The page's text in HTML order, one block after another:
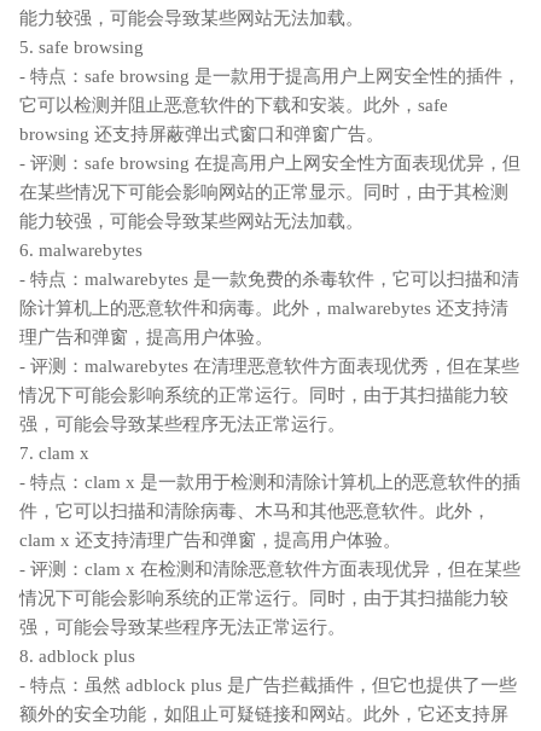
能力较强，可能会导致某些网站无法加载。
5. safe browsing
- 特点：safe browsing 是一款用于提高用户上网安全性的插件，
它可以检测并阻止恶意软件的下载和安装。此外，safe
browsing 还支持屏蔽弹出式窗口和弹窗广告。
- 评测：safe browsing 在提高用户上网安全性方面表现优异，但
在某些情况下可能会影响网站的正常显示。同时，由于其检测
能力较强，可能会导致某些网站无法加载。
6. malwarebytes
- 特点：malwarebytes 是一款免费的杀毒软件，它可以扫描和清
除计算机上的恶意软件和病毒。此外，malwarebytes 还支持清
理广告和弹窗，提高用户体验。
- 评测：malwarebytes 在清理恶意软件方面表现优秀，但在某些
情况下可能会影响系统的正常运行。同时，由于其扫描能力较
强，可能会导致某些程序无法正常运行。
7. clam x
- 特点：clam x 是一款用于检测和清除计算机上的恶意软件的插
件，它可以扫描和清除病毒、木马和其他恶意软件。此外，
clam x 还支持清理广告和弹窗，提高用户体验。
- 评测：clam x 在检测和清除恶意软件方面表现优异，但在某些
情况下可能会影响系统的正常运行。同时，由于其扫描能力较
强，可能会导致某些程序无法正常运行。
8. adblock plus
- 特点：虽然 adblock plus 是广告拦截插件，但它也提供了一些
额外的安全功能，如阻止可疑链接和网站。此外，它还支持屏